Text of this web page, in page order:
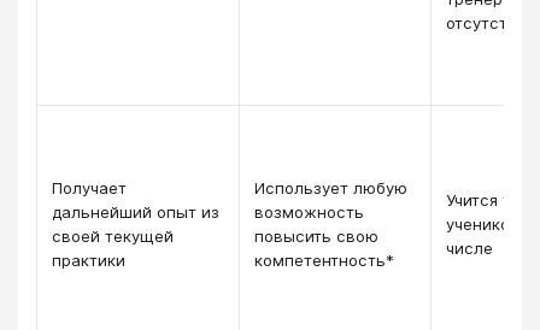
Получает
дальнейший опыт из
своей текущей
практики
Использует любую
возможность
повысить свою
компетентность*
Учится у
учеников в
числе